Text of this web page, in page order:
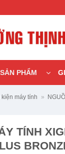
PHẨM
kiện máy tính »
TÍNH